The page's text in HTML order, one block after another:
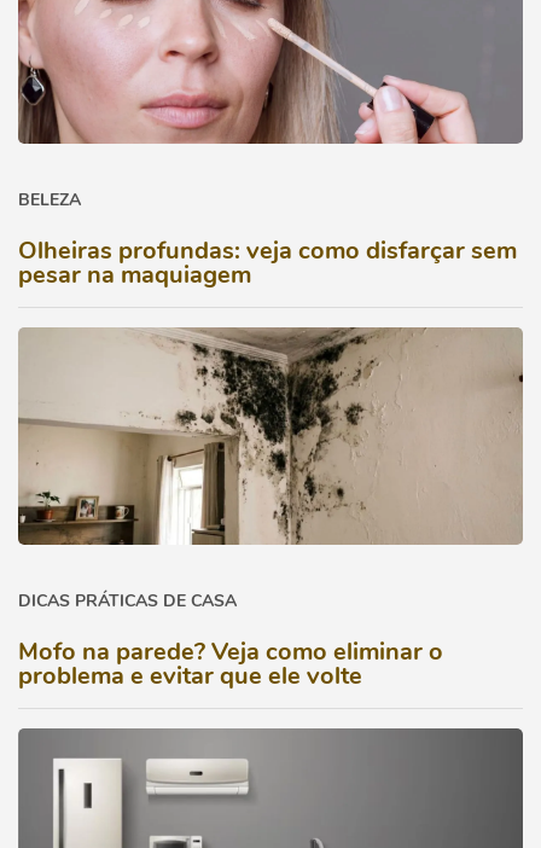
BELEZA
Olheiras profundas: veja como disfarçar sem
pesar na maquiagem
DICAS PRÁTICAS DE CASA
Mofo na parede? Veja como eliminar o
problema e evitar que ele volte